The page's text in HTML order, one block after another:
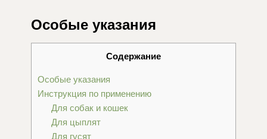
Особые указания
Содержание
Особые указания
Инструкция по применению
Для собак и кошек
Для цыплят
Для гусят